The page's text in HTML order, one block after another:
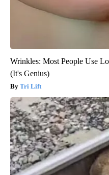
Wrinkles: Most People Use
(It's Genius)
Tri Lift